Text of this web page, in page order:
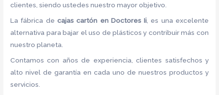
clientes, siendo ustedes nuestro mayor objetivo.
La fábrica de cajas cartón en Doctores Ii , es una excelente
alternativa para bajar el uso de plásticos y contribuir más con
nuestro planeta.
Contamos con años de experiencia, clientes satisfechos y
alto nivel de garantía en cada uno de nuestros productos y
servicios.